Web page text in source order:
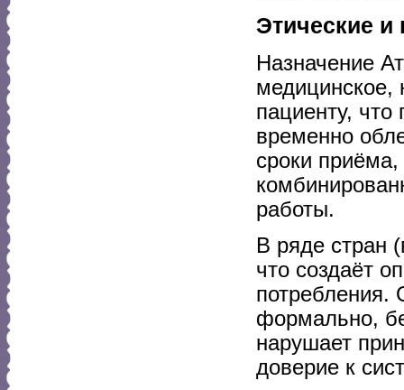
Этические и
Назначение
медицинское,
пациенту, что
временно
сроки
работы.
В ряде стран
что создаёт
потребления.
формально,
нарушает
доверие к